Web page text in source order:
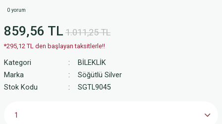
0 yorum
859,56 TL 1.011,25 TL
*295,12 TL den başlayan taksitlerle!!
Kategori
BİLEKLİK
Marka
Söğütlü Silver
Stok Kodu
SGTL9045